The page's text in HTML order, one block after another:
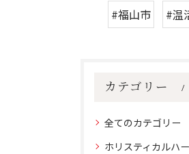
#福山市 #温
カテゴリー
全てのカテゴリー
ホリスティカルハ